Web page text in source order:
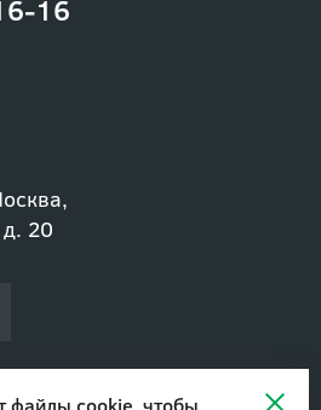
файлы cookie, чтобы
16
20